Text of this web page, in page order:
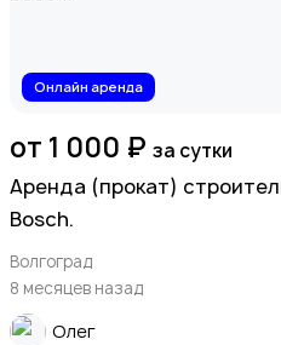
Онлайн аренда
от 1 000 ₽ за сутки
Аренда (прокат)
Bosch.
Волгоград
8 месяцев назад
Олег